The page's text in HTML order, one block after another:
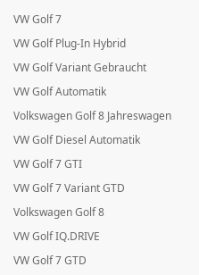
VW Golf 7
VW Golf Plug-In Hybrid
VW Golf Variant Gebraucht
VW Golf Automatik
Volkswagen Golf 8 Jahreswagen
VW Golf Diesel Automatik
VW Golf 7 GTI
VW Golf 7 Variant GTD
Volkswagen Golf 8
VW Golf IQ.DRIVE
VW Golf 7 GTD